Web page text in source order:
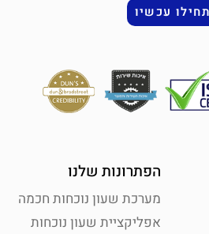
עכשיו
הפתרונות שלנו
מערכת שעון נוכחות חכמה
אפליקציית שעון נוכחות